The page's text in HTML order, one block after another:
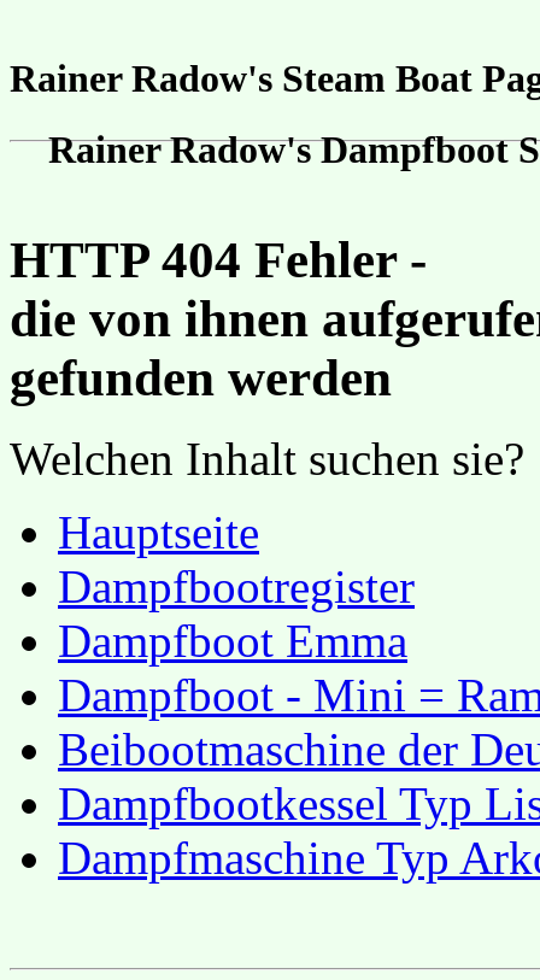
Rainer Radow's Steam Boat
Rainer Radow's Dampfboot
HTTP 404 Fehler -
die von ihnen
gefunden werden
Welchen Inhalt suchen sie?
Hauptseite
Dampfbootregister
Dampfboot Emma
Dampfboot - Mini =
Beibootmaschine der
Dampfbootkessel Typ
Dampfmaschine Typ